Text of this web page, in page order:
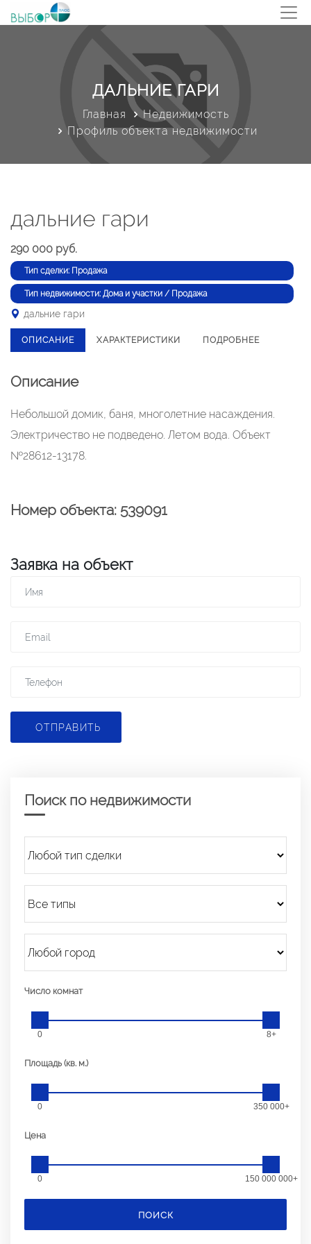
ДАЛЬНИЕ ГАРИ
Главная
Недвижимость
Профиль объекта недвижимости
дальние гари
290 000 руб.
Тип сделки: Продажа
Тип недвижимости: Дома и участки / Продажа
дальние гари
ОПИСАНИЕ ХАРАКТЕРИСТИКИ ПОДРОБНЕЕ
Описание
Небольшой домик, баня, многолетние насаждения.
Электричество не подведено. Летом вода. Объект
№28612-13178.
Номер объекта: 539091
Заявка на объект
ОТПРАВИТЬ
Поиск по недвижимости
Число комнат
0 8+
Площадь (кв. м.)
0 350 000+
Цена
0 150 000 000+
ПОИСК